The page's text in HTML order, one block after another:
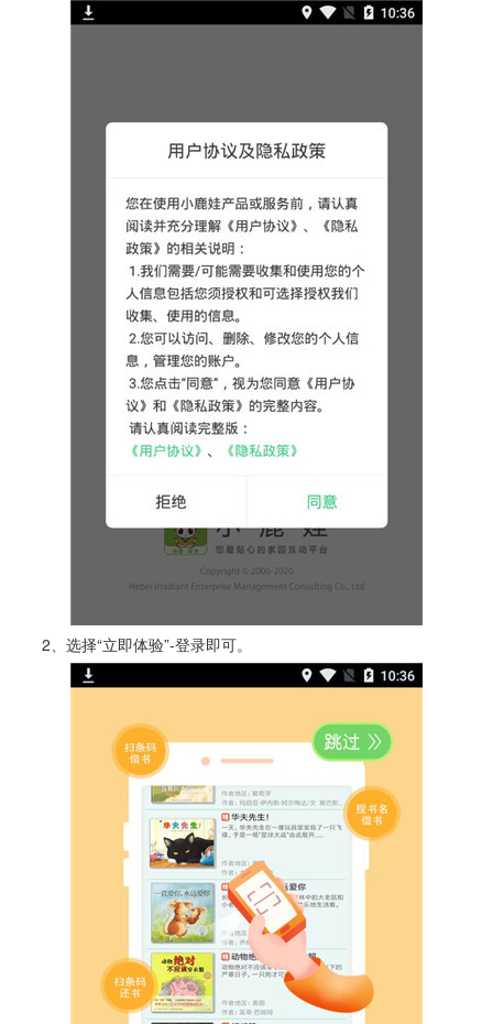
2、选择“立即体验”-登录即可。